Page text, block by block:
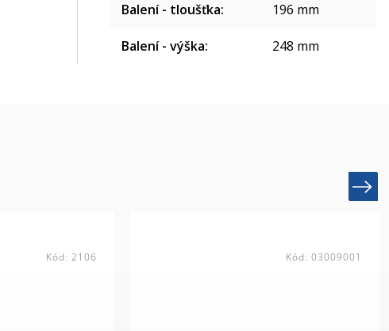
Balení - tloušťka: 196 mm
Balení - výška: 248 mm
Kód: 2106 Kód: 03009001
Next